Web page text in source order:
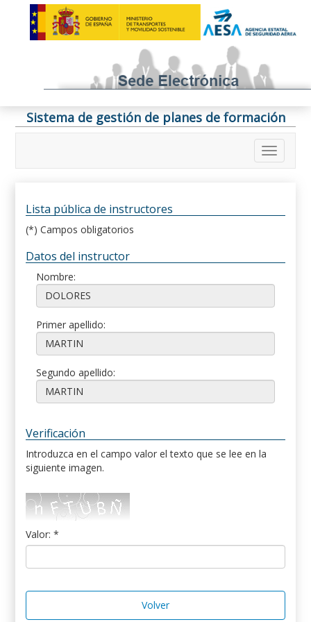
Sistema de gestión de planes de formación
Lista pública de instructores
(*) Campos obligatorios
Datos del instructor
Nombre:
Primer apellido:
Segundo apellido:
Verificación
Introduzca en el campo valor el texto que se lee en la
siguiente imagen.
Valor: *
Volver